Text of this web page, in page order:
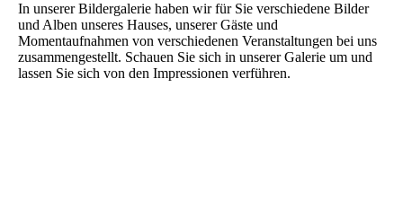
In unserer Bildergalerie haben wir für Sie verschiedene Bilder
und Alben unseres Hauses, unserer Gäste und
Momentaufnahmen von verschiedenen Veranstaltungen bei uns
zusammengestellt. Schauen Sie sich in unserer Galerie um und
lassen Sie sich von den Impressionen verführen.